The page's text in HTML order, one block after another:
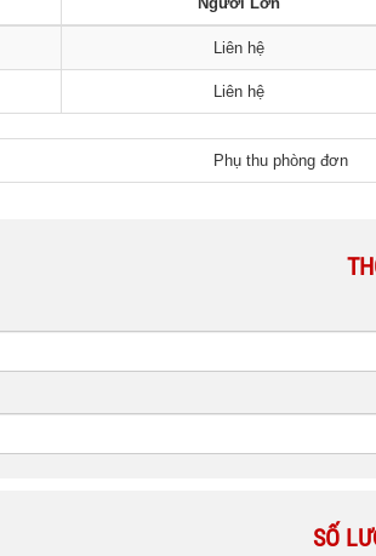
Liên hệ
Liên hệ
Phụ thu phòng đơn
SỐ